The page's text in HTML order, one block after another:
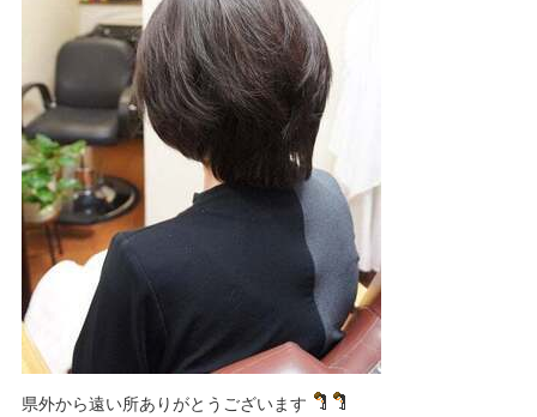
県外から遠い所ありがとうございます